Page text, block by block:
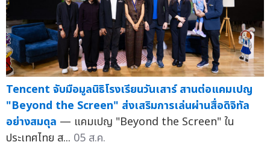
Tencent จับมือมูลนิธิโรงเรียนวันเสาร์ สานต่อแคมเปญ
"Beyond the Screen" ส่งเสริมการเล่นผ่านสื่อดิจิทัล
อย่างสมดุล — แคมเปญ "Beyond the Screen" ใน
ประเทศไทย ส... 05 ส.ค.